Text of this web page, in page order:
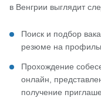
в Венгрии выглядит
Поиск и подбор
резюме на
Прохождение
онлайн,
получение